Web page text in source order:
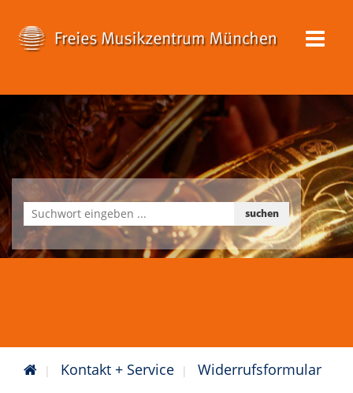
suchen
Kontakt + Service Widerrufsformular